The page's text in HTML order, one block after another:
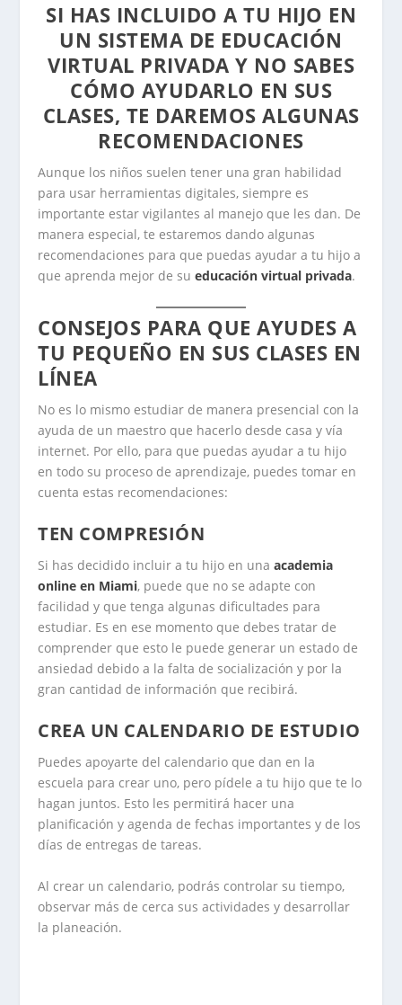
SI HAS INCLUIDO A TU HIJO EN
UN SISTEMA DE EDUCACIÓN
VIRTUAL PRIVADA Y NO SABES
CÓMO AYUDARLO EN SUS
CLASES, TE DAREMOS ALGUNAS
RECOMENDACIONES
Aunque los niños suelen tener una gran habilidad
para usar herramientas digitales, siempre es
importante estar vigilantes al manejo que les dan. De
manera especial, te estaremos dando algunas
recomendaciones para que puedas ayudar a tu hijo a
que aprenda mejor de sueducación virtual privada.
CONSEJOS PARA QUE AYUDES A
TU PEQUEÑO EN SUS CLASES EN
LÍNEA
No es lo mismo estudiar de manera presencial con la
ayuda de un maestro que hacerlo desde casa y vía
internet. Por ello, para que puedas ayudar a tu hijo
en todo su proceso de aprendizaje, puedes tomar en
cuenta estas recomendaciones:
TEN COMPRESIÓN
Si has decidido incluir a tu hijo en unaacademia
online en Miami, puede que no se adapte con
facilidad y que tenga algunas dificultades para
estudiar. Es en ese momento que debes tratar de
comprender que esto le puede generar un estado de
ansiedad debido a la falta de socialización y por la
gran cantidad de información que recibirá.
CREA UN CALENDARIO DE ESTUDIO
Puedes apoyarte del calendario que dan en la
escuela para crear uno, pero pídele a tu hijo que te lo
hagan juntos. Esto les permitirá hacer una
planificación y agenda de fechas importantes y de los
días de entregas de tareas.
Al crear un calendario, podrás controlar su tiempo,
observar más de cerca sus actividades y desarrollar
la planeación.